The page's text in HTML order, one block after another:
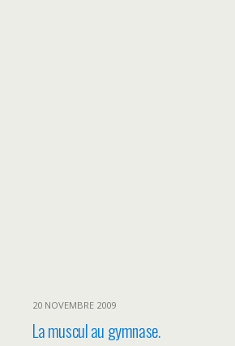
20 NOVEMBRE 2009
La muscul au gymnase.